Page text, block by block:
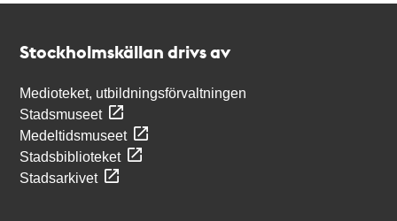
Stockholmskällan drivs av
Medioteket, utbildningsförvaltningen
Stadsmuseet
Medeltidsmuseet
Stadsbiblioteket
Stadsarkivet